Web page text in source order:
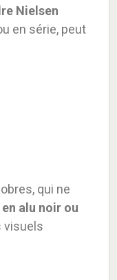
Nielsen
en série, peut
qui ne
alu noir ou
visuels